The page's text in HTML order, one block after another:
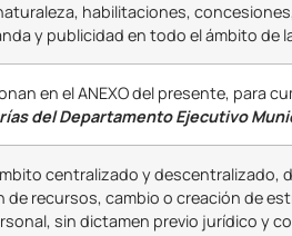
habilitaciones,
y publicidad en todo el ámbito de
en el ANEXO del presente, para
del Departamento Ejecutivo
centralizado y descentralizado,
recursos, cambio o creación de
sin dictamen previo jurídico y